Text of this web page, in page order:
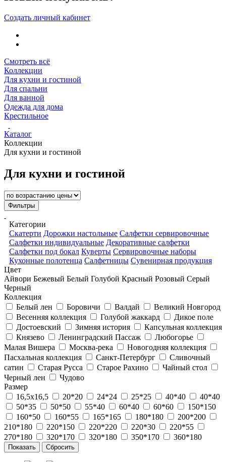
Создать личный кабинет
Смотреть всё
Коллекции
Для кухни и гостиной
Для спальни
Для ванной
Одежда для дома
Крестильное
Каталог
Коллекции
Для кухни и гостиной
Для кухни и гостиной
Фильтры
Категории
Скатерти Дорожки настольные Салфетки сервировочные
Салфетки индивидуальные Декоративные салфетки
Салфетки под бокал Куверты Сервировочные наборы
Кухонные полотенца Салфетницы Сувенирная продукция
Цвет
Айвори Бежевый Белый Голубой Красный Розовый Серый
Черный
Коллекция
Белый лен
Боровичи Валдай
Великий Новгород
Весенняя коллекция
Голубой жаккард
Дикое поле
Достоевский
Зимняя история
Капсульная коллекция
Князево
Ленинградский Пассаж
Любогорье
Малая Вишера
Москва-река
Новогодняя коллекция
Пасхальная коллекция
Санкт-Петербург
Сливочный
сатин
Старая Русса Старое Рахино
Чайный стол
Черный лен
Чудово
Размер
16,5х16,5
20*20 24*24 25*25 40*40
40*40
50*35
50*50 55*40 60*40 60*60
150*150
160*50
160*55 165*165 180*180
200*200
210*180
220*150 220*220 220*30
220*55
270*180
320*170 320*180 350*170 360*180